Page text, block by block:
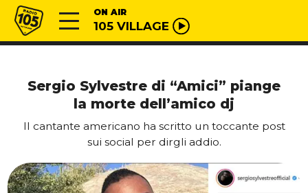
Vai al contenuto
Radio 105 ON AIR
105 VILLAGE
Sergio Sylvestre di “Amici” piange
la morte dell’amico dj
Il cantante americano ha scritto un toccante post
sui social per dirgli addio.